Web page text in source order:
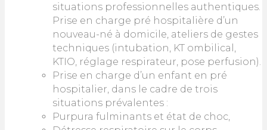
situations professionnelles authentiques.
Prise en charge pré hospitalière d’un
nouveau-né à domicile, ateliers de gestes
techniques (intubation, KT ombilical,
KTIO, réglage respirateur, pose perfusion).
Prise en charge d’un enfant en pré
hospitalier, dans le cadre de trois
situations prévalentes :
Purpura fulminants et état de choc,